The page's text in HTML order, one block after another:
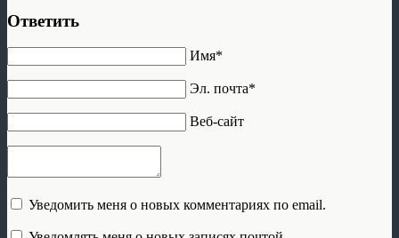
Ответить
Имя*
Эл. почта*
Веб-сайт
Уведомить меня о новых комментариях по email.